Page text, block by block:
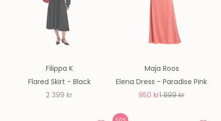
Filippa K
Flared Skirt - Black
REA-pris
2 399 kr
Maja Roos
Elena Dress - Paradise Pink
REA-pris
950 krPris
1 899 kr